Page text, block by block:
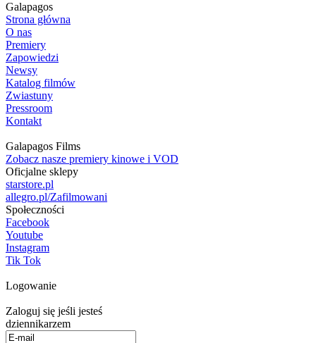
Galapagos
Strona główna
O nas
Premiery
Zapowiedzi
Newsy
Katalog filmów
Zwiastuny
Pressroom
Kontakt
Galapagos Films
Zobacz nasze premiery kinowe i VOD
Oficjalne sklepy
starstore.pl
allegro.pl/Zafilmowani
Społeczności
Facebook
Youtube
Instagram
Tik Tok
Logowanie
Zaloguj się jeśli jesteś
dziennikarzem